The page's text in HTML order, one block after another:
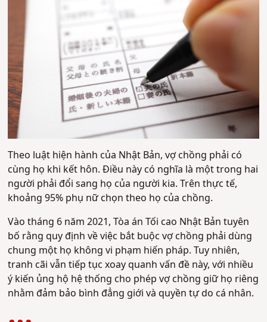
Theo luật hiện hành của Nhật Bản, vợ chồng phải có
cùng họ khi kết hôn. Điều này có nghĩa là một trong hai
người phải đổi sang họ của người kia. Trên thực tế,
khoảng 95% phụ nữ chọn theo họ của chồng.
Vào tháng 6 năm 2021, Tòa án Tối cao Nhật Bản tuyên
bố rằng quy định về việc bắt buộc vợ chồng phải dùng
chung một họ không vi phạm hiến pháp. Tuy nhiên,
tranh cãi vẫn tiếp tục xoay quanh vấn đề này, với nhiều
ý kiến ủng hộ hệ thống cho phép vợ chồng giữ họ riêng
nhằm đảm bảo bình đẳng giới và quyền tự do cá nhân.